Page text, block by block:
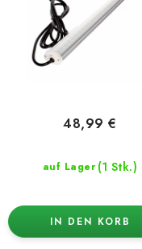
auf Lager (1 Stk.)
48,99 €
IN DEN KORB